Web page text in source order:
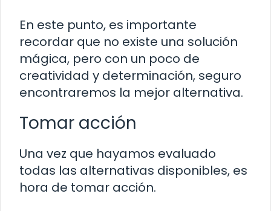
En este punto, es importante
recordar que no existe una solución
mágica, pero con un poco de
creatividad y determinación, seguro
encontraremos la mejor alternativa.
Tomar acción
Una vez que hayamos evaluado
todas las alternativas disponibles, es
hora de tomar acción.